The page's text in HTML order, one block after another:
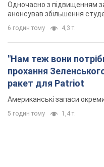
Одночасно з підвищенням
анонсував збільшення
6 годин тому 4,3 т.
"Нам теж вони
прохання
ракет для Patriot
Американські запаси
5 годин тому 1,4 т.